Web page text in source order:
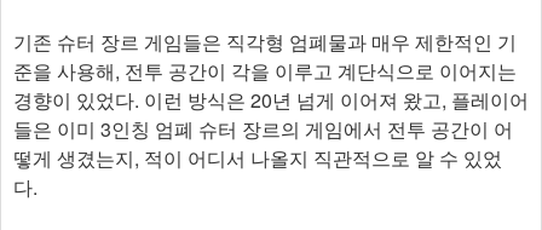
기존 슈터 장르 게임들은 직각형 엄폐물과 매우 제한적인 기
준을 사용해, 전투 공간이 각을 이루고 계단식으로 이어지는
경향이 있었다. 이런 방식은 20년 넘게 이어져 왔고, 플레이어
들은 이미 3인칭 엄폐 슈터 장르의 게임에서 전투 공간이 어
떻게 생겼는지, 적이 어디서 나올지 직관적으로 알 수 있었
다.